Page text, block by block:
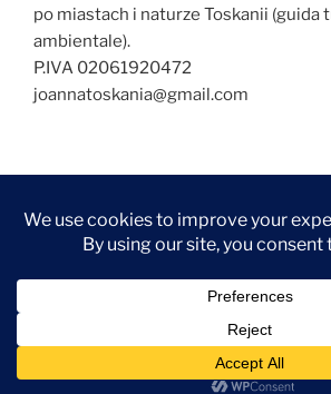
po miastach i naturze Toskanii (guida
ambientale).
P.IVA 02061920472
joannatoskania@gmail.com
O
ZWIEDZANIE
FLORENCJI
ZWIEDZANIE
TOSKANII
FOTOGRAFARTYKUŁYARTYKUŁY
TOSKANIA
Dumnie wspierane przez WordPress